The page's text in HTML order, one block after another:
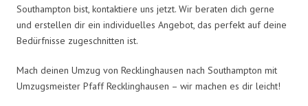
Southampton bist, kontaktiere uns jetzt. Wir beraten dich gerne
und erstellen dir ein individuelles Angebot, das perfekt auf deine
Bedürfnisse zugeschnitten ist.
Mach deinen Umzug von Recklinghausen nach Southampton mit
Umzugsmeister Pfaff Recklinghausen – wir machen es dir leicht!